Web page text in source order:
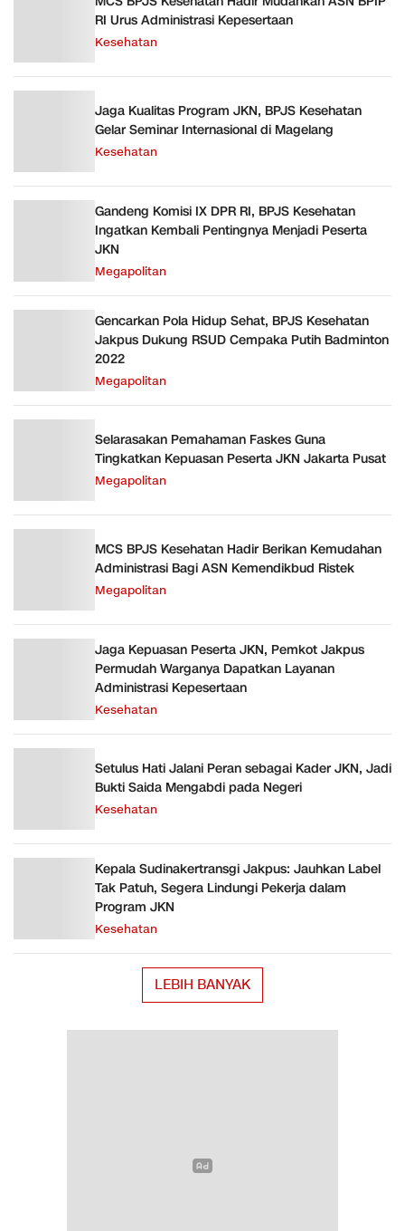
RI Urus Administrasi Kepesertaan
Kesehatan
Jaga Kualitas Program JKN, BPJS Kesehatan
Gelar Seminar Internasional di Magelang
Kesehatan
Gandeng Komisi IX DPR RI, BPJS Kesehatan
Ingatkan Kembali Pentingnya Menjadi Peserta
JKN
Megapolitan
Gencarkan Pola Hidup Sehat, BPJS Kesehatan
Jakpus Dukung RSUD Cempaka Putih Badminton
2022
Megapolitan
Selarasakan Pemahaman Faskes Guna
Tingkatkan Kepuasan Peserta JKN Jakarta Pusat
Megapolitan
MCS BPJS Kesehatan Hadir Berikan Kemudahan
Administrasi Bagi ASN Kemendikbud Ristek
Megapolitan
Jaga Kepuasan Peserta JKN, Pemkot Jakpus
Permudah Warganya Dapatkan Layanan
Administrasi Kepesertaan
Kesehatan
Setulus Hati Jalani Peran sebagai Kader JKN, Jadi
Bukti Saida Mengabdi pada Negeri
Kesehatan
Kepala Sudinakertransgi Jakpus: Jauhkan Label
Tak Patuh, Segera Lindungi Pekerja dalam
Program JKN
Kesehatan
LEBIH BANYAK